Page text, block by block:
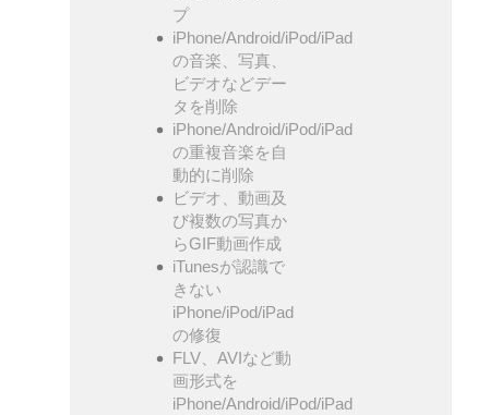
プ
iPhone/Android/iPod/iPad
の音楽、写真、
ビデオなどデー
タを削除
iPhone/Android/iPod/iPad
の重複音楽を自
動的に削除
ビデオ、動画及
び複数の写真か
らGIF動画作成
iTunesが認識で
きない
iPhone/iPod/iPad
の修復
FLV、AVIなど動
画形式を
iPhone/Android/iPod/iPad